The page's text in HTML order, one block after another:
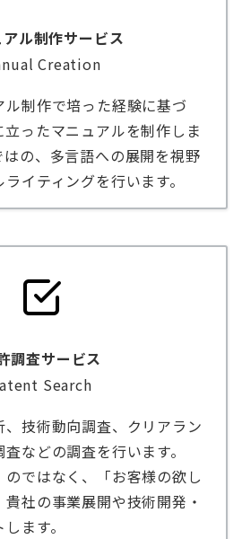
ル制作サービス
Creation
ル制作で培った経験に基づ
ったマニュアルを制作しま
の、多言語への展開を視野
イティングを行います。
調査サービス
Search
技術動向調査、クリアラン
などの調査を行います。
のではなく、「お客様の欲し
社の事業展開や技術開発・
ます。